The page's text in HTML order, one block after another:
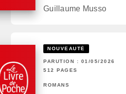
Guillaume Musso
NOUVEAUTÉ
PARUTION : 01/05/2026
512 PAGES
ROMANS